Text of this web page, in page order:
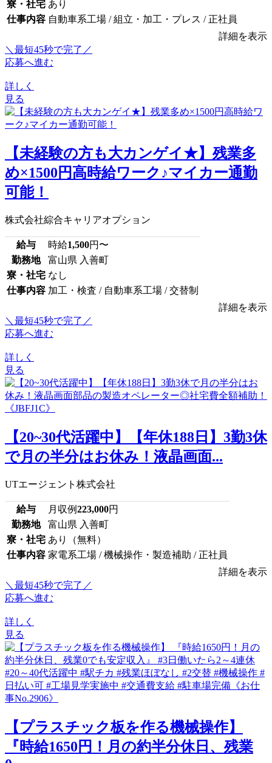
寮・社宅 あり
仕事内容 自動車系工場 / 組立・加工・プレス / 正社員
詳細を表示
＼最短45秒で完了／
応募へ進む
詳しく
見る
【未経験の方も大カンゲイ★】残業多
め×1500円高時給ワーク♪マイカー通勤
可能！
株式会社綜合キャリアオプション
給与 時給1,500円〜
勤務地
富山県 入善町
寮・社宅 なし
仕事内容 加工・検査 / 自動車系工場 / 交替制
詳細を表示
＼最短45秒で完了／
応募へ進む
詳しく
見る
【20~30代活躍中】【年休188日】3勤3休
で月の半分はお休み！液晶画面...
UTエージェント株式会社
給与 月収例223,000円
勤務地
富山県 入善町
寮・社宅 あり（無料）
仕事内容 家電系工場 / 機械操作・製造補助 / 正社員
詳細を表示
＼最短45秒で完了／
応募へ進む
詳しく
見る
【プラスチック板を作る機械操作】
『時給1650円！月の約半分休日、残業